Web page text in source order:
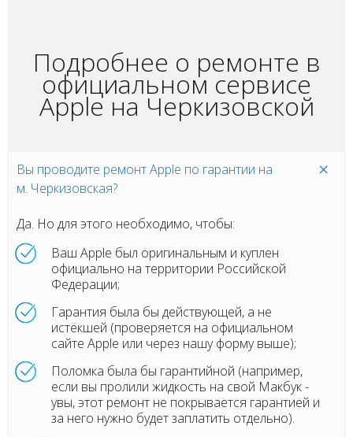
Подробнее о ремонте в
официальном сервисе
Apple на Черкизовской
Вы проводите ремонт Apple по гарантии на
м. Черкизовская?
Да. Но для этого необходимо, чтобы:
Ваш Apple был оригинальным и куплен
официально на территории Российской
Федерации;
Гарантия была бы действующей, а не
истёкшей (проверяется на официальном
сайте Apple или через нашу форму выше);
Поломка была бы гарантийной (например,
если вы пролили жидкость на свой Макбук -
увы, этот ремонт не покрывается гарантией и
за него нужно будет заплатить отдельно).